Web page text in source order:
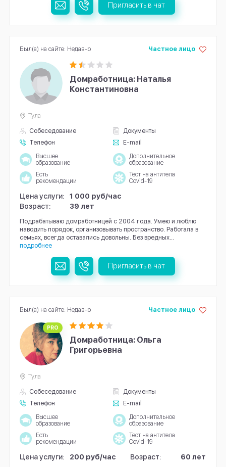
Пригласить в чат
Домработница: Наталья
Константиновна
Собеседование
Документы
Телефон
E-mail
Частное лицо
Тула
Высшее
образование
Дополнительное
образование
Есть
рекомендации
Тест на антитела
Covid-19
Цена услуги:
1 000 руб/час
Возраст:
39 лет
Подрабатываю домработницей с 2004 года. Умею и люблю
наводить порядок, организовывать пространство. Работала в
семьях, всегда оставались довольны. Без вредных...
подробнее
Был(а) на сайте: Недавно
Пригласить в чат
PRO
Домработница: Ольга
Григорьевна
Собеседование
Документы
Телефон
E-mail
Частное лицо
Тула
Высшее
образование
Дополнительное
образование
Есть
рекомендации
Тест на антитела
Covid-19
Цена услуги: 200 руб/час Возраст: 60 лет
Был(а) на сайте: Недавно